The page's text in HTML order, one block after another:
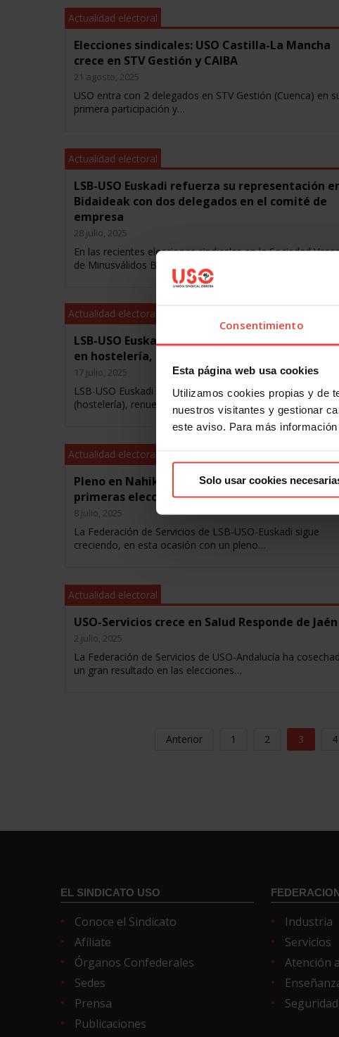
Consentimiento
Esta página web usa cookies
Utilizamos cookies propias y de
nuestros visitantes y gestionar
este aviso. Para más
Solo usar cookies
Actualidad electoral
Elecciones sindicales: USO Castilla-La Mancha
crece en STV Gestión y CAIBA
21 agosto, 2025
USO entra con 2 delegados en STV Gestión (Cuenca) en
primera participación y…
Actualidad electoral
LSB-USO Euskadi refuerza su representación
Bidaideak con dos delegados en el comité de
empresa
28 julio, 2025
En las recientes elecciones sindicales en la Sociedad
de Minusválidos Bidaideak, LSB-USO Euskadi…
Actualidad electoral
LSB-USO Euskadi crece en elecciones sindicales
en hostelería, limpieza e industria
17 julio, 2025
LSB-USO Euskadi logra la totalidad del comité en
(hostelería), renueva delegado en Imperial…
Actualidad electoral
Pleno en Nahikidia, de hostelería, en sus
primeras elecciones sindicales
8 julio, 2025
La Federación de Servicios de LSB-USO-Euskadi sigue
creciendo, en esta ocasión con un pleno…
Actualidad electoral
USO-Servicios crece en Salud Responde de Jaén
2 julio, 2025
La Federación de Servicios de USO-Andalucía ha
un gran resultado en las elecciones…
Anterior 1 2 3 4
EL SINDICATO USO
Conoce el Sindicato
Afíliate
Órganos Confederales
Sedes
Prensa
Publicaciones
Industria
Servicios
Atención